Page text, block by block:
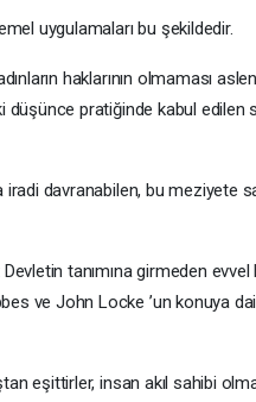
uygulamaları bu şekildedir.
haklarının olmaması
düşünce pratiğinde kabul
davranabilen, bu meziyete
tanımına girmeden
ve John Locke ’un konuya
eşittirler, insan akıl sahibi